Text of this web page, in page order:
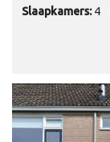
Slaapkamers: 4